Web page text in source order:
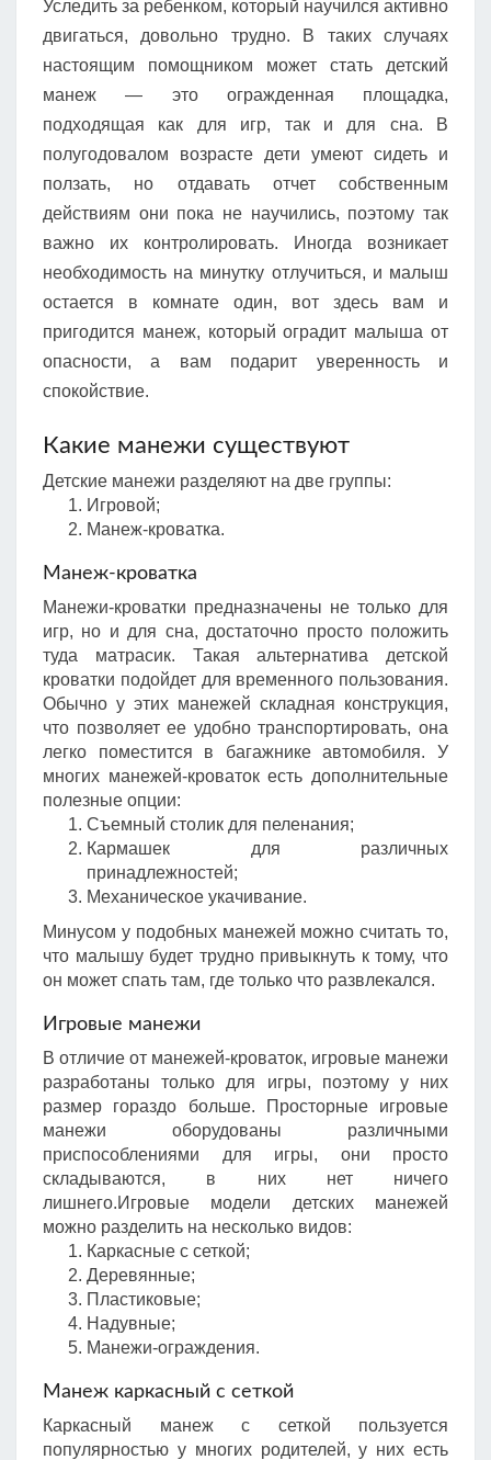
Уследить за ребенком, который научился активно
двигаться, довольно трудно. В таких случаях
настоящим помощником может стать детский
манеж — это огражденная площадка,
подходящая как для игр, так и для сна. В
полугодовалом возрасте дети умеют сидеть и
ползать, но отдавать отчет собственным
действиям они пока не научились, поэтому так
важно их контролировать. Иногда возникает
необходимость на минутку отлучиться, и малыш
остается в комнате один, вот здесь вам и
пригодится манеж, который оградит малыша от
опасности, а вам подарит уверенность и
спокойствие.
Какие манежи существуют
Детские манежи разделяют на две группы:
Игровой;
Манеж-кроватка.
Манеж-кроватка
Манежи-кроватки предназначены не только для
игр, но и для сна, достаточно просто положить
туда матрасик. Такая альтернатива детской
кроватки подойдет для временного пользования.
Обычно у этих манежей складная конструкция,
что позволяет ее удобно транспортировать, она
легко поместится в багажнике автомобиля. У
многих манежей-кроваток есть дополнительные
полезные опции:
Съемный столик для пеленания;
Кармашек для различных
принадлежностей;
Механическое укачивание.
Минусом у подобных манежей можно считать то,
что малышу будет трудно привыкнуть к тому, что
он может спать там, где только что развлекался.
Игровые манежи
В отличие от манежей-кроваток, игровые манежи
разработаны только для игры, поэтому у них
размер гораздо больше. Просторные игровые
манежи оборудованы различными
приспособлениями для игры, они просто
складываются, в них нет ничего
лишнего.Игровые модели детских манежей
можно разделить на несколько видов:
Каркасные с сеткой;
Деревянные;
Пластиковые;
Надувные;
Манежи-ограждения.
Манеж каркасный с сеткой
Каркасный манеж с сеткой пользуется
популярностью у многих родителей, у них есть